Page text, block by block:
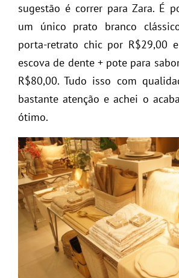
sugestão é correr para Zara. É
um único prato branco
porta-retrato chic por R$29,00
escova de dente + pote para
R$80,00. Tudo isso com
bastante atenção e achei o
ótimo.